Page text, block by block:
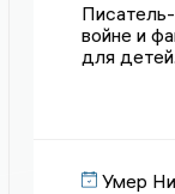
войне и
для детей.
Умер